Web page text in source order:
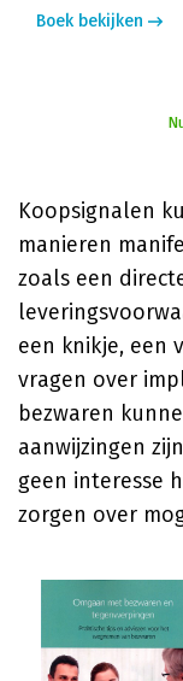
Boek bekijken
Koopsignalen
manieren
zoals een
een knikje, een
vragen over
bezwaren
aanwijzingen
geen interesse
zorgen over